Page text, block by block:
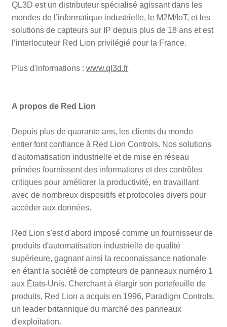
QL3D est un distributeur spécialisé agissant dans les
mondes de l’informatique industrielle, le M2M/IoT, et les
solutions de capteurs sur IP depuis plus de 18 ans et est
l’interlocuteur Red Lion privilégié pour la France.
Plus d'informations :www.ql3d.fr
A propos de Red Lion
Depuis plus de quarante ans, les clients du monde
entier font confiance à Red Lion Controls. Nos solutions
d'automatisation industrielle et de mise en réseau
primées fournissent des informations et des contrôles
critiques pour améliorer la productivité, en travaillant
avec de nombreux dispositifs et protocoles divers pour
accéder aux données.
Red Lion s'est d'abord imposé comme un fournisseur de
produits d'automatisation industrielle de qualité
supérieure, gagnant ainsi la reconnaissance nationale
en étant la société de compteurs de panneaux numéro 1
aux États-Unis. Cherchant à élargir son portefeuille de
produits, Red Lion a acquis en 1996, Paradigm Controls,
un leader britannique du marché des panneaux
d'exploitation.